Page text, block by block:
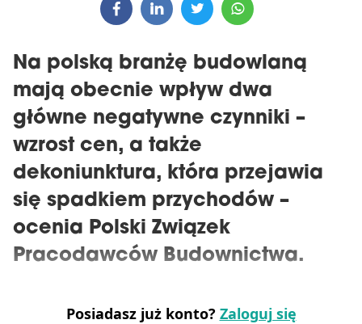
Na polską branżę budowlaną
mają obecnie wpływ dwa
główne negatywne czynniki –
wzrost cen, a także
dekoniunktura, która przejawia
się spadkiem przychodów –
ocenia Polski Związek
Pracodawców Budownictwa.
Posiadasz już konto? Zaloguj się